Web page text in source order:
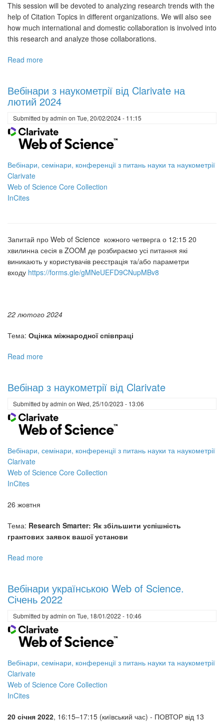
This session will be devoted to analyzing research trends with the
help of Citation Topics in different organizations. We will also see
how much international and domestic collaboration is involved into
this research and analyze those collaborations.
Read more
наукометрії
від
Clarivate
лютий
2024
Вебінари з наукометрії від Clarivate на
лютий 2024
Submitted byadmin on Tue, 20/02/2024 - 11:15
Вебінари, семінари, конференції з питань науки та наукометрії
Clarivate
Web of Science Core Collection
InCites
Запитай про Web of Science кожного четверга о 12:15 20
хвилинна сесія в ZOOM де розбираємо усі питання які
виникають у користувачів реєстрація та/або параметри
входу https://forms.gle/gMNeUEFD9CNupMBv8
22 лютого 2024
Тема: Оцінка міжнародної співпраці
Read more
наукометрії
від
Clarivate
на
лютий
Вебінар з наукометрії від Clarivate
Submitted byadmin on Wed, 25/10/2023 - 13:06
Вебінари, семінари, конференції з питань науки та наукометрії
Clarivate
Web of Science Core Collection
InCites
26 жовтня
Тема: Research Smarter: Як збільшити успішність
грантових заявок вашої установи
Read more
наукометрії
від
Clarivate
Вебінари українською Web of Science.
Січень 2022
Submitted byadmin on Tue, 18/01/2022 - 10:46
Вебінари, семінари, конференції з питань науки та наукометрії
Clarivate
Web of Science Core Collection
InCites
20 січня 2022, 16:15–17:15 (київський час) - ПОВТОР від 13